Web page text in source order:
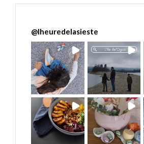
@lheuredelasieste